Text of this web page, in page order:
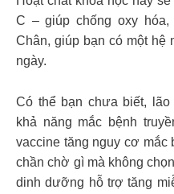
C – giúp chống oxy
Chân, giúp bạn có một hệ
ngày.
Có thể bạn chưa biết,
khả năng mắc bệnh
vaccine tăng nguy cơ mắc
chần chờ gì mà không
dinh dưỡng hỗ trợ tăng